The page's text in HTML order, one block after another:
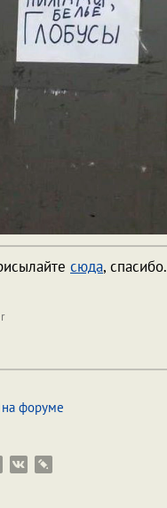
сюда, спасибо.
на форуме